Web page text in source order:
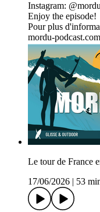
Instagram:
Enjoy the episode!
Pour plus
mordu-podcast.com
Le tour de France
17/06/2026
53